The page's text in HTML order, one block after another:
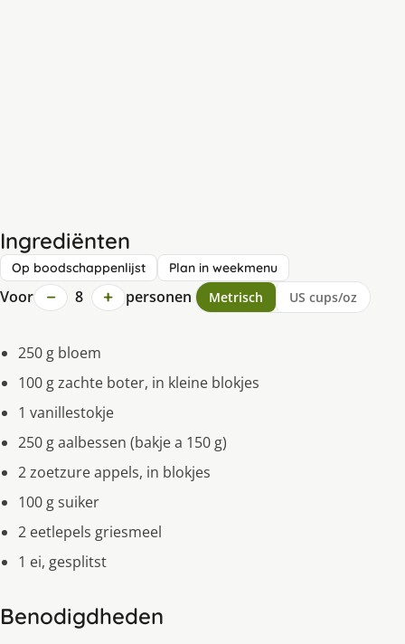
Ingrediënten
Op boodschappenlijst Plan in weekmenu
Voor − 8 + personen Metrisch US cups/oz
250 g bloem
100 g zachte boter, in kleine blokjes
1 vanillestokje
250 g aalbessen (bakje a 150 g)
2 zoetzure appels, in blokjes
100 g suiker
2 eetlepels griesmeel
1 ei, gesplitst
Benodigdheden